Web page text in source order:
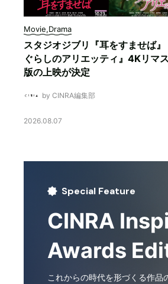
Movie,Drama
スタジオジブリ『耳をすませば』
ぐらしのアリエッティ』4Kリマ
版の上映が決定
by CINRA編集部
2026.08.07
Special Feature
CINRA
Awards
これからの時代を形づくる作